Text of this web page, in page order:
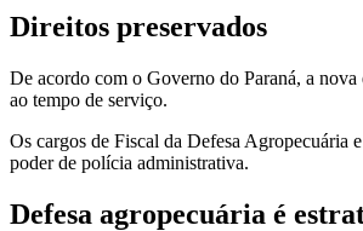
Direitos preservados
De acordo com o Governo do Paraná, a
ao tempo de serviço.
Os cargos de Fiscal da Defesa Agropecuária
poder de polícia administrativa.
Defesa agropecuária é